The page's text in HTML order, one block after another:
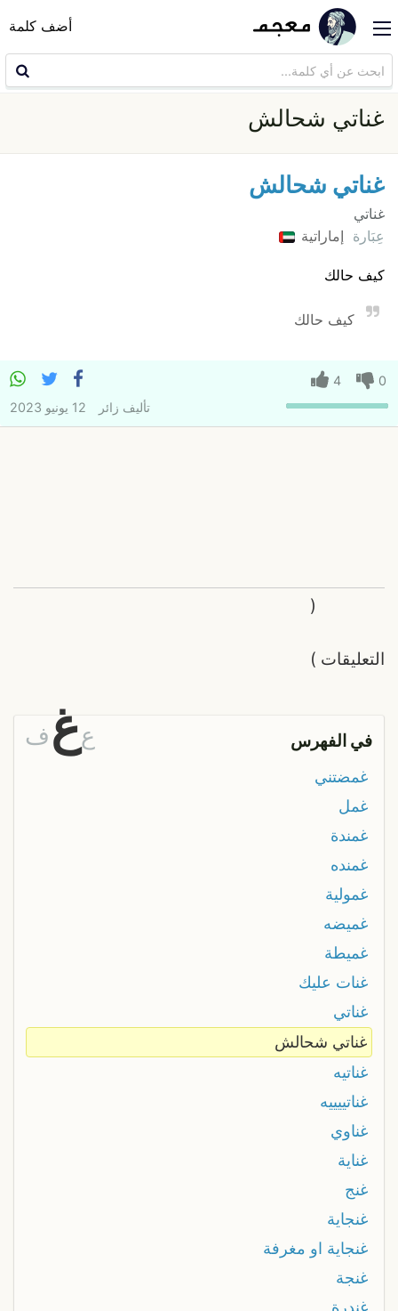
أضف كلمة
غناتي شحالش
غناتي شحالش
غناتي
عِبَارة إماراتية
كيف حالك
كيف حالك
0
4
تأليف زائر 12 يونيو 2023
التعليقات
(
)
في الفهرس عغف
غمضتني
غمل
غمندة
غمنده
غمولية
غميضه
غميطة
غنات عليك
غناتي
غناتي شحالش
غناتيه
غناتييييه
غناوي
غناية
غنج
غنجاية
غنجاية او مغرفة
غنجة
غندرة